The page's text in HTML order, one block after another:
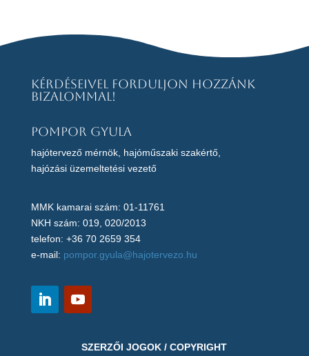
Kérdéseivel forduljon hozzánk
bizalommal!
Pompor Gyula
hajótervező mérnök, hajóműszaki szakértő,
hajózási üzemeltetési vezető
MMK kamarai szám: 01-11761
NKH szám: 019, 020/2013
telefon: +36 70 2659 354
e-mail: pompor.gyula@hajotervezo.hu
SZERZŐI JOGOK / COPYRIGHT